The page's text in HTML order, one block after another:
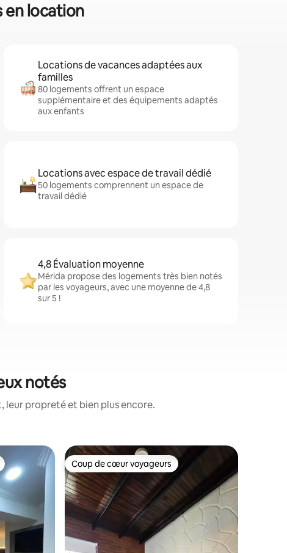
en location
Locations de vacances adaptées aux
familles
80 logements offrent un espace
supplémentaire et des équipements adaptés
aux enfants
Locations avec espace de travail dédié
50 logements comprennent un espace de
travail dédié
4,8 Évaluation moyenne
Mérida propose des logements très bien notés
par les voyageurs, avec une moyenne de 4,8
sur 5 !
notés
leur propreté et bien plus encore.
plus appréciés Coup de cœur voyageurs
Coup de cœur voyageurs